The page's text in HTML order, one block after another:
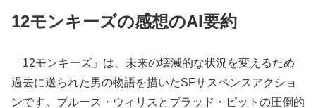
12モンキーズの感想のAI要約
「12モンキーズ」は、未来の壊滅的な状況を変えるため
過去に送られた男の物語を描いたSFサスペンスアクショ
ンです。ブルース・ウィリスとブラッド・ピットの圧倒的